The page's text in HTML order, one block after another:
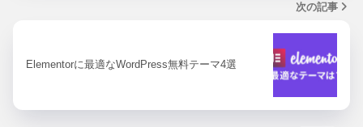
次の記事
Elementorに最適なWordPress無料テーマ4選